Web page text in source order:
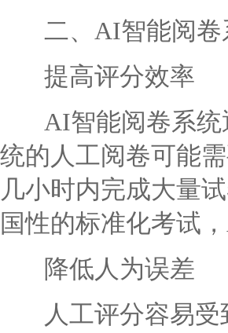
二、AI智能阅卷
提高评分效率
AI智能阅卷系统
统的人工阅卷可能
几小时内完成大量
国性的标准化考试
降低人为误差
人工评分容易受